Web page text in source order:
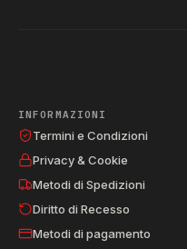
INFORMAZIONI
Termini e Condizioni
Privacy & Cookie
Metodi di Spedizioni
Diritto di Recesso
Metodi di pagamento